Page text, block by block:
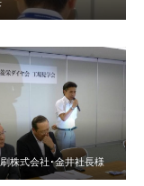
株式会社･金井社長様